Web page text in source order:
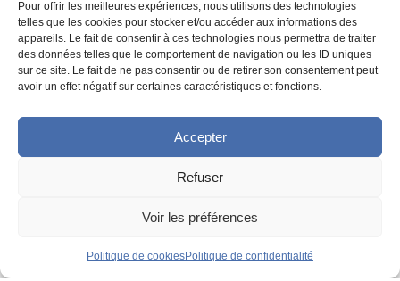
Pour offrir les meilleures expériences, nous utilisons des technologies
telles que les cookies pour stocker et/ou accéder aux informations des
appareils. Le fait de consentir à ces technologies nous permettra de traiter
des données telles que le comportement de navigation ou les ID uniques
sur ce site. Le fait de ne pas consentir ou de retirer son consentement peut
avoir un effet négatif sur certaines caractéristiques et fonctions.
Accepter
Refuser
Voir les préférences
Politique de cookiesPolitique de confidentialité
Politique de confidentialité
DéveloppementAgence Tool